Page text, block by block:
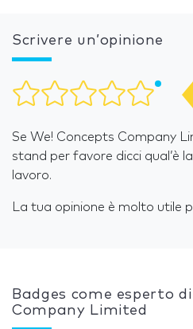
Scrivere un’opinione
Se We! Concepts Company
stand per favore dicci qual’è
lavoro.
La tua opinione è molto utile
Badges come esperto
Company Limited